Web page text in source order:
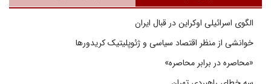
الگوی اسرائیلی اوکراین در قبال ایران
خوانشی از منظر اقتصاد سیاسی و ژئوپلیتیک کریدورها
«محاصره در برابر محاصره»